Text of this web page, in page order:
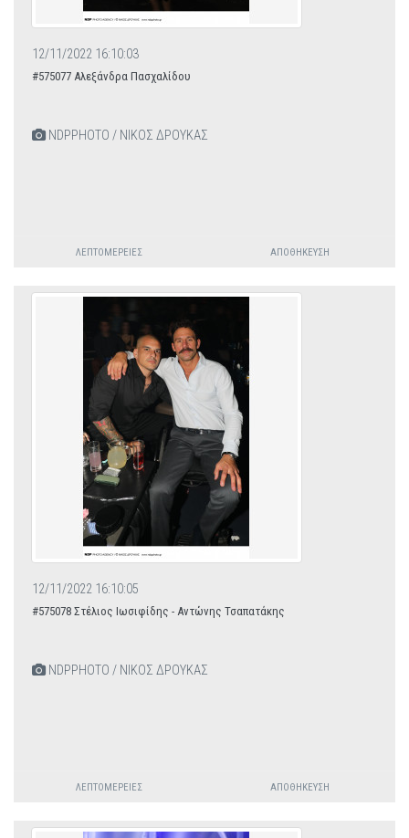
12/11/2022 16:10:03
#575077 Αλεξάνδρα Πασχαλίδου
NDPPHOTO / ΝΙΚΟΣ ΔΡΟΥΚΑΣ
ΛΕΠΤΟΜΈΡΕΙΕΣ ΑΠΟΘΉΚΕΥΣΗ
12/11/2022 16:10:05
#575078 Στέλιος Ιωσιφίδης - Αντώνης Τσαπατάκης
NDPPHOTO / ΝΙΚΟΣ ΔΡΟΥΚΑΣ
ΛΕΠΤΟΜΈΡΕΙΕΣ ΑΠΟΘΉΚΕΥΣΗ